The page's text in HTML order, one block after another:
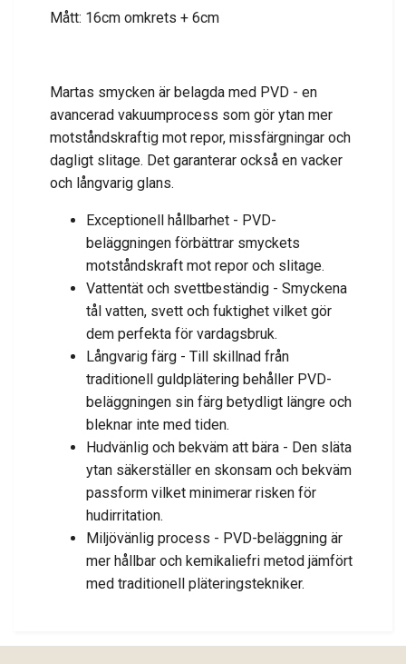
Mått: 16cm omkrets + 6cm
Martas smycken är belagda med PVD - en
avancerad vakuumprocess som gör ytan mer
motståndskraftig mot repor, missfärgningar och
dagligt slitage. Det garanterar också en vacker
och långvarig glans.
Exceptionell hållbarhet - PVD-
beläggningen förbättrar smyckets
motståndskraft mot repor och slitage.
Vattentät och svettbeständig - Smyckena
tål vatten, svett och fuktighet vilket gör
dem perfekta för vardagsbruk.
Långvarig färg - Till skillnad från
traditionell guldplätering behåller PVD-
beläggningen sin färg betydligt längre och
bleknar inte med tiden.
Hudvänlig och bekväm att bära - Den släta
ytan säkerställer en skonsam och bekväm
passform vilket minimerar risken för
hudirritation.
Miljövänlig process - PVD-beläggning är
mer hållbar och kemikaliefri metod jämfört
med traditionell pläteringstekniker.